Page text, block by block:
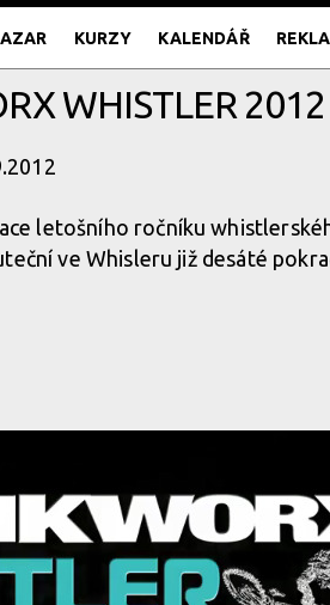
KURZY KALENDÁŘ
WHISTLER 2012
letošního ročníku
ve Whisleru již desáté